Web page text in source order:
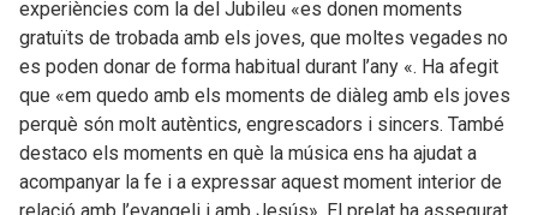
experiències com la del Jubileu «es donen moments
gratuïts de trobada amb els joves, que moltes vegades no
es poden donar de forma habitual durant l’any «. Ha afegit
que «em quedo amb els moments de diàleg amb els joves
perquè són molt autèntics, engrescadors i sincers. També
destaco els moments en què la música ens ha ajudat a
acompanyar la fe i a expressar aquest moment interior de